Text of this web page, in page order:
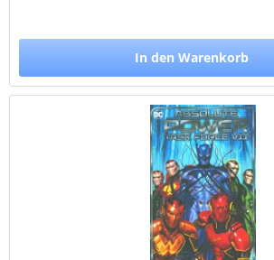
In den Warenkorb